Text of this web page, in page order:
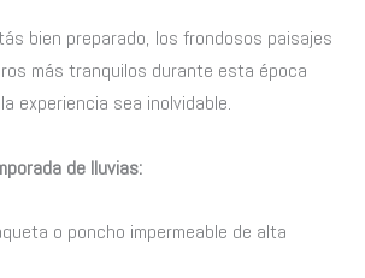
bien preparado, los frondosos paisajes
más tranquilos durante esta época
experiencia sea inolvidable.
de lluvias:
o poncho impermeable de alta